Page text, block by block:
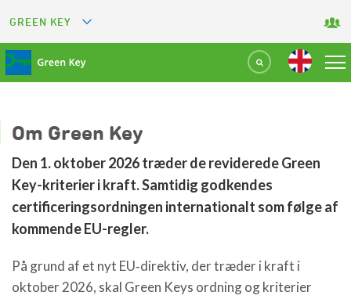
GREEN KEY
GREEN RESTAURANT
GREEN SPORT FACILITY
GREEN TOURISM ORGANIZATION
GREEN CAMPING
Om Green Key
Den 1. oktober 2026 træder de reviderede Green
Key-kriterier i kraft. Samtidig godkendes
certificeringsordningen internationalt som følge af
kommende EU-regler.
På grund af et nyt EU‑direktiv, der træder i kraft i
oktober 2026, skal Green Keys ordning og kriterier